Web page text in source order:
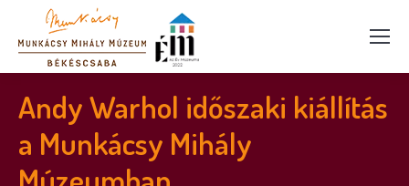
Andy Warhol időszaki kiállítás
a Munkácsy Mihály